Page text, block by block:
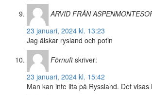
ARVID FRÅN
23 januari, 2024 kl. 13:23
Jag älskar rysland och potin
Förnuft skriver:
23 januari, 2024 kl. 15:42
Man kan inte lita på Ryssland. Det visas